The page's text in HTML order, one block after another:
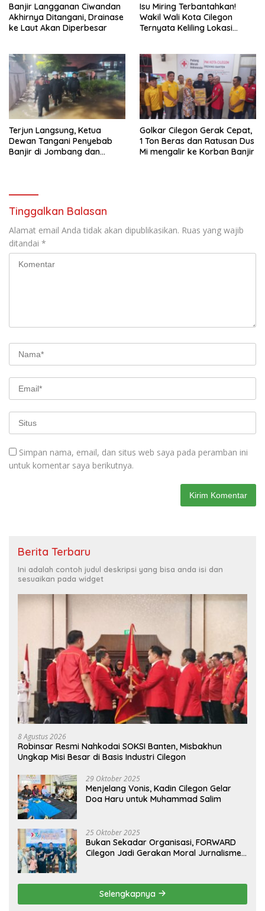
Banjir Langganan Ciwandan
Akhirnya Ditangani, Drainase
ke Laut Akan Diperbesar
Isu Miring Terbantahkan!
Wakil Wali Kota Cilegon
Ternyata Keliling Lokasi
Terjun Langsung, Ketua
Dewan Tangani Penyebab
Banjir di Jombang dan
Golkar Cilegon Gerak Cepat,
1 Ton Beras dan Ratusan Dus
Mi mengalir ke Korban Banjir
Tinggalkan Balasan
Alamat email Anda tidak akan dipublikasikan. Ruas yang wajib
ditandai *
Simpan nama, email, dan situs web saya pada peramban ini
untuk komentar saya berikutnya.
Berita Terbaru
Ini adalah contoh judul deskripsi yang bisa anda isi dan
sesuaikan pada widget
8 Agustus 2026
Robinsar Resmi Nahkodai SOKSI Banten, Misbakhun
Ungkap Misi Besar di Basis Industri Cilegon
29 Oktober 2025
Menjelang Vonis, Kadin Cilegon Gelar
Doa Haru untuk Muhammad Salim
25 Oktober 2025
Bukan Sekadar Organisasi, FORWARD
Cilegon Jadi Gerakan Moral Jurnalisme
Selengkapnya